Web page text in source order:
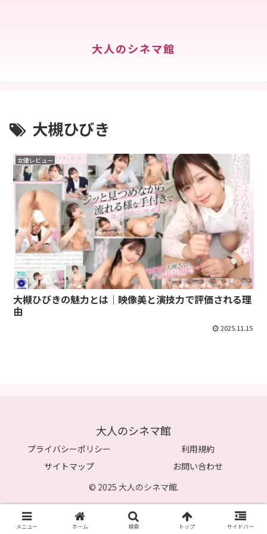
大人のシネマ館
大槻ひびき
女優レビュー
大槻ひびきの魅力とは｜映像美と演技力で評価される理
由
2025.11.15
大人のシネマ館
プライバシーポリシー
利用規約
サイトマップ
お問い合わせ
© 2025 大人のシネマ館.
メニュー ホーム 検索 トップ サイドバー